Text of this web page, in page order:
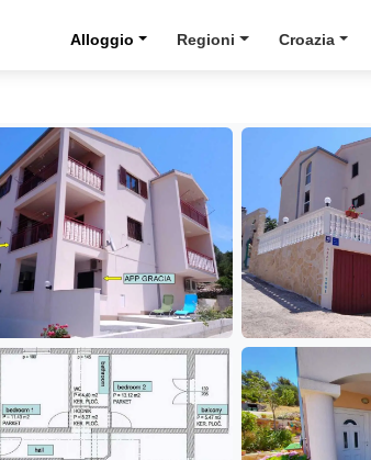
Alloggio Regioni Croazia